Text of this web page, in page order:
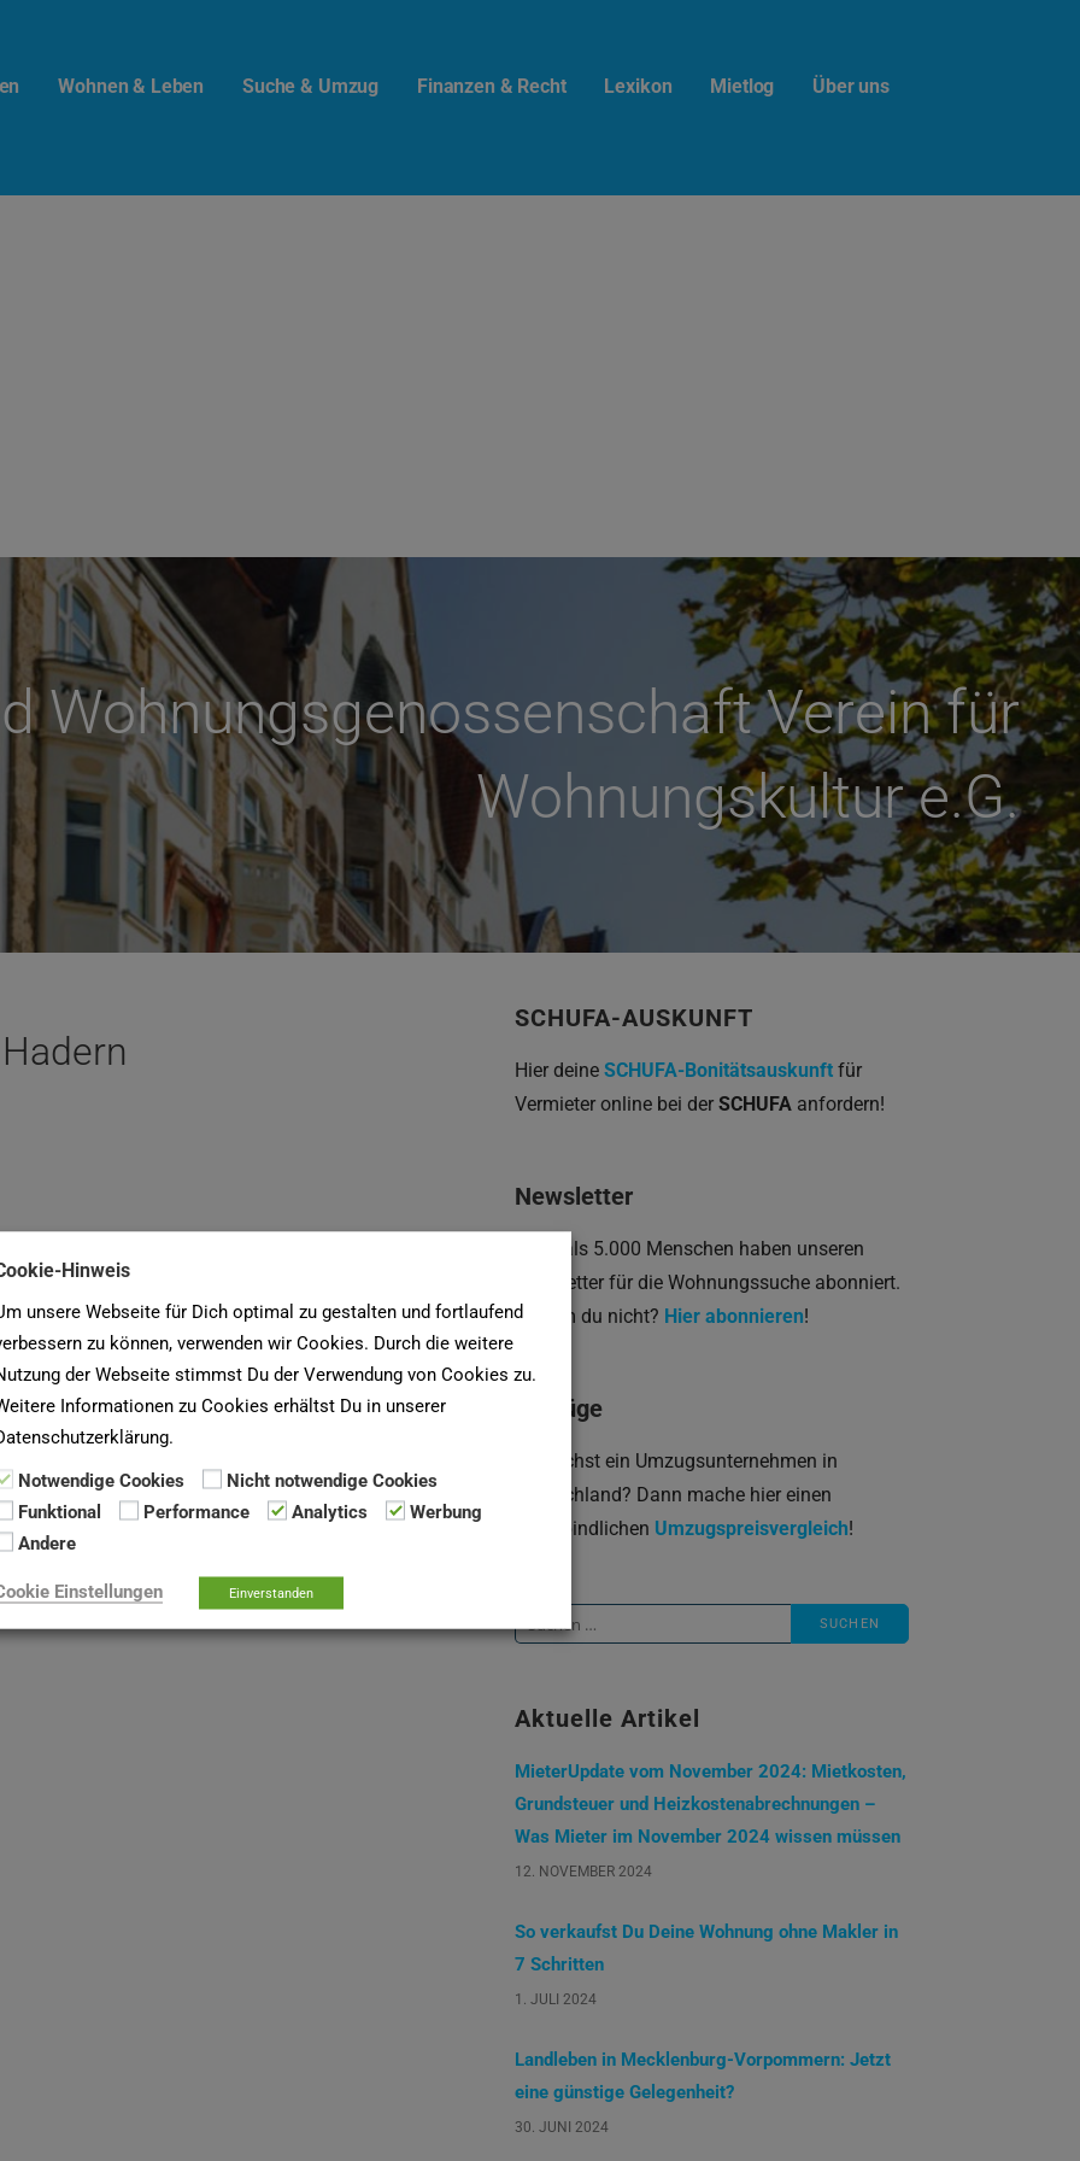
Wohnen & Leben Suche & Umzug Finanzen & Recht Lexikon Mietlog Über uns
Wohnungs­genossenschaft Verein für
Wohnungskultur e.G.
Verein für Wohnungskultur e.G., Stand Februar 2018)
SCHUFA-AUSKUNFT
Hier deineSCHUFA-Bonitätsauskunft für
Vermieter online bei derSCHUFA anfordern!
Newsletter
Mehr als 5.000 Menschen haben unseren
Newsletter für die Wohnungssuche abonniert.
Warum du nicht? Hier abonnieren!
Umzüge
Du suchst ein Umzugsunternehmen in
Deutschland? Dann mache hier einen
unverbindlichen Umzugspreisvergleich!
Aktuelle Artikel
MieterUpdate vom November 2024: Mietkosten,
Grundsteuer und Heizkostenabrechnungen –
Was Mieter im November 2024 wissen müssen
12. NOVEMBER 2024
So verkaufst Du Deine Wohnung ohne Makler in
7 Schritten
1. JULI 2024
Landleben in Mecklenburg-Vorpommern: Jetzt
eine günstige Gelegenheit?
30. JUNI 2024
Hinweis
unsere Webseite für Dich optimal zu gestalten und fortlaufend
zu können, verwenden wir Cookies. Durch die weitere
der Webseite stimmst Du der Verwendung von Cookies zu.
Informationen zu Cookies erhältst Du in unserer
Notwendige Cookies
Nicht notwendige Cookies
Funktional
Performance Analytics
Werbung
Andere
Einstellungen Einverstanden